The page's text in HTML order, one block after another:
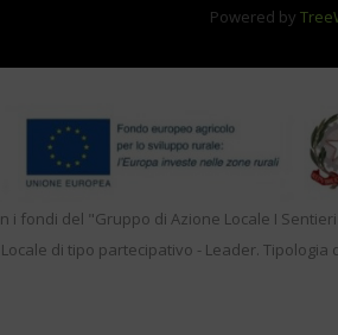
Powered by
i fondi del "Gruppo di Azione Locale I
di tipo partecipativo - Leader.